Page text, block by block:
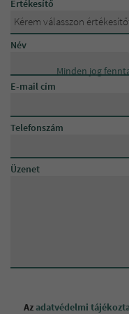
XX.
XXII.
Kérem válasszon
Kérem válasszon
Juhász István
Értékesítő
Név
E-mail cím
Telefonszám
Üzenet
Az adatvédelmi
Adatvédelmi
Minden jog